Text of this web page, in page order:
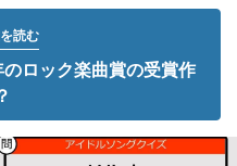
読む
のロック楽曲賞の受賞作